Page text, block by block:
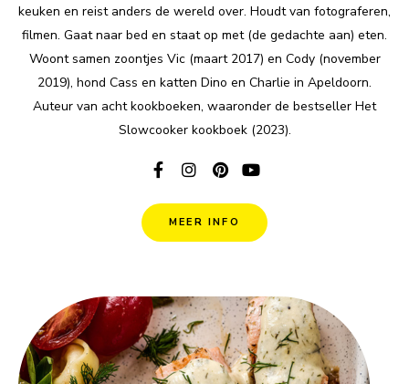
keuken en reist anders de wereld over. Houdt van fotograferen,
filmen. Gaat naar bed en staat op met (de gedachte aan) eten.
Woont samen zoontjes Vic (maart 2017) en Cody (november
2019), hond Cass en katten Dino en Charlie in Apeldoorn.
Auteur van acht kookboeken, waaronder de bestseller Het
Slowcooker kookboek (2023).
MEER INFO